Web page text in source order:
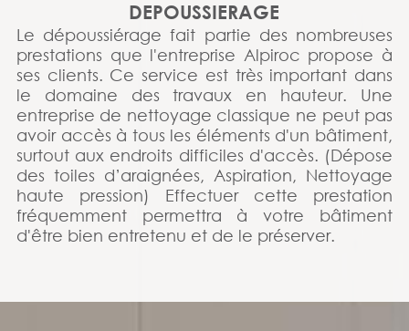
DEPOUSSIERAGE
Le dépoussiérage fait partie des nombreuses
prestations que l'entreprise Alpiroc propose à
ses clients. Ce service est très important dans
le domaine des travaux en hauteur. Une
entreprise de nettoyage classique ne peut pas
avoir accès à tous les éléments d'un bâtiment,
surtout aux endroits difficiles d'accès. (Dépose
des toiles d’araignées, Aspiration, Nettoyage
haute pression) Effectuer cette prestation
fréquemment permettra à votre bâtiment
d'être bien entretenu et de le préserver.